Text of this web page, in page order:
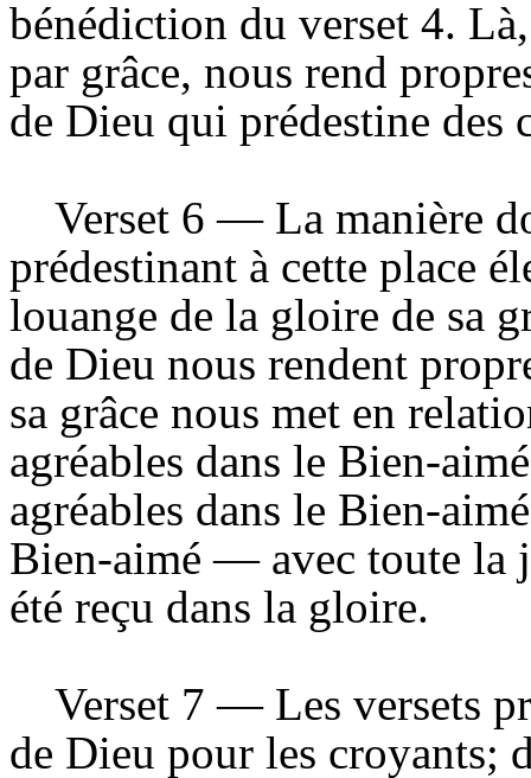
bénédiction du verset 4.
par grâce, nous rend
de Dieu qui prédestine
Verset 6 — La manière
prédestinant à cette place
louange de la gloire de sa
de Dieu nous rendent
sa grâce nous met en
agréables dans le Bien-
agréables dans le Bien-
Bien-aimé — avec toute la
été reçu dans la gloire.
Verset 7 — Les versets
de Dieu pour les croyants;